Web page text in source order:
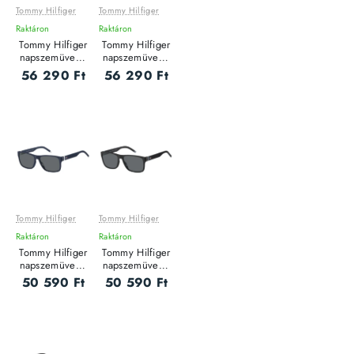
Tommy Hilfiger
Raktáron
Tommy Hilfiger
napszemüveg -
1794/S -
BLACK / GREY
56 290 Ft
Tommy Hilfiger
Raktáron
Tommy Hilfiger
napszemüveg -
1764/S -
BLACK / GREY
56 290 Ft
Tommy Hilfiger
Raktáron
Tommy Hilfiger
napszemüveg -
1718/S - BLUE
WHITE / GREY
50 590 Ft
Tommy Hilfiger
Raktáron
Tommy Hilfiger
napszemüveg -
1718/S - BLACK
GREY / GREY
50 590 Ft